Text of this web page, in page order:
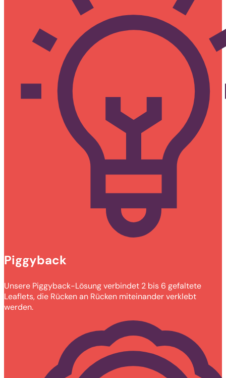
Piggyback
Unsere Piggyback-Lösung verbindet 2 bis 6 gefaltete
Leaflets, die Rücken an Rücken miteinander verklebt
werden.